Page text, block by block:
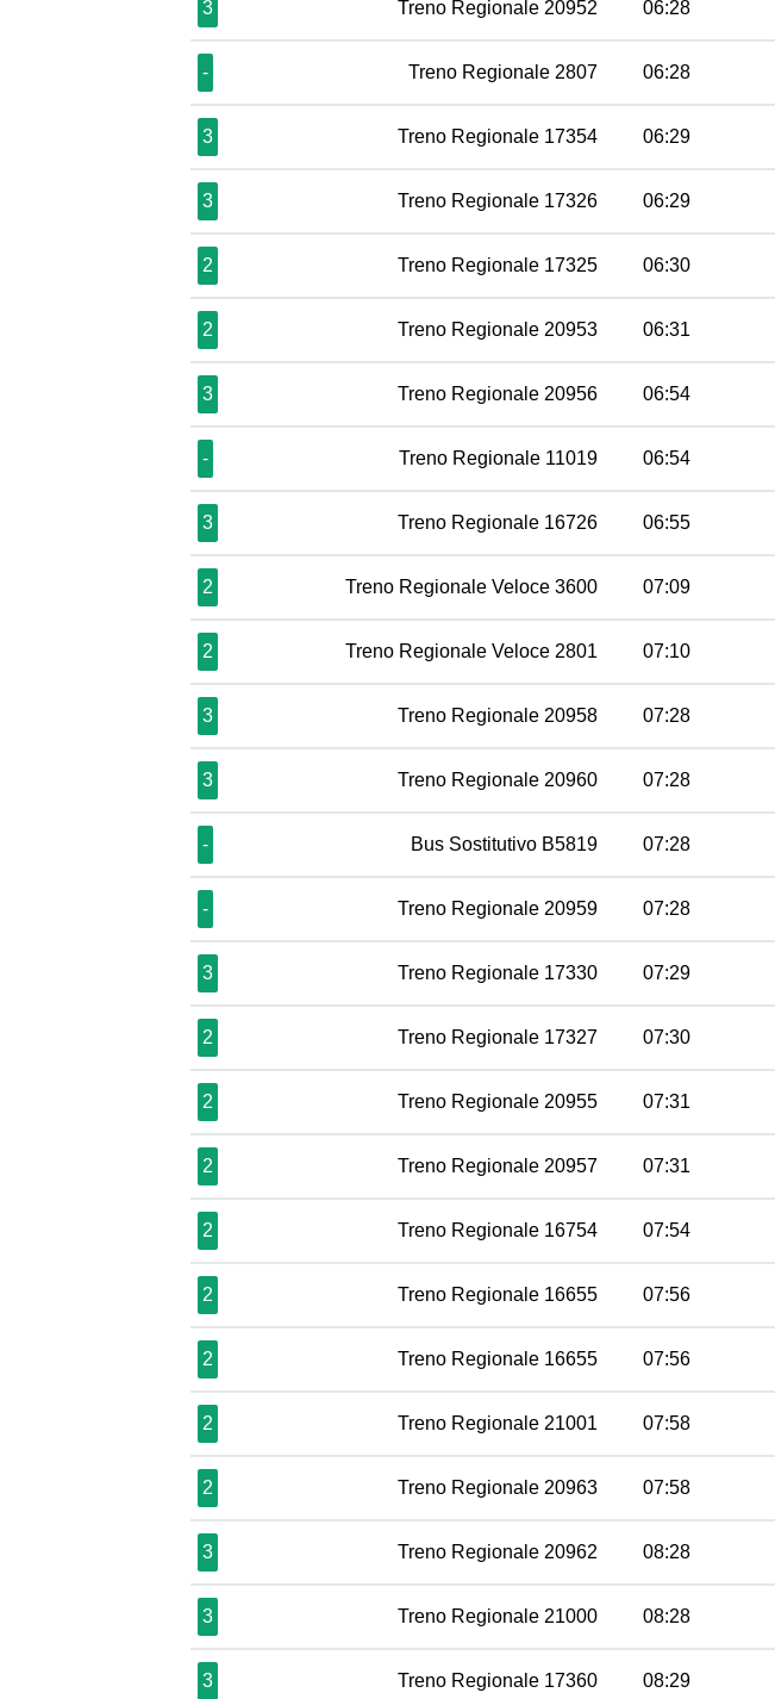
3 Treno Regionale 20952 06:28
- Treno Regionale 2807 06:28
3 Treno Regionale 17354 06:29
3 Treno Regionale 17326 06:29
2 Treno Regionale 17325 06:30
2 Treno Regionale 20953 06:31
3 Treno Regionale 20956 06:54
- Treno Regionale 11019 06:54
3 Treno Regionale 16726 06:55
2 Treno Regionale Veloce 3600 07:09
2 Treno Regionale Veloce 2801 07:10
3 Treno Regionale 20958 07:28
3 Treno Regionale 20960 07:28
- Bus Sostitutivo B5819 07:28
- Treno Regionale 20959 07:28
3 Treno Regionale 17330 07:29
2 Treno Regionale 17327 07:30
2 Treno Regionale 20955 07:31
2 Treno Regionale 20957 07:31
2 Treno Regionale 16754 07:54
2 Treno Regionale 16655 07:56
2 Treno Regionale 16655 07:56
2 Treno Regionale 21001 07:58
2 Treno Regionale 20963 07:58
3 Treno Regionale 20962 08:28
3 Treno Regionale 21000 08:28
3 Treno Regionale 17360 08:29